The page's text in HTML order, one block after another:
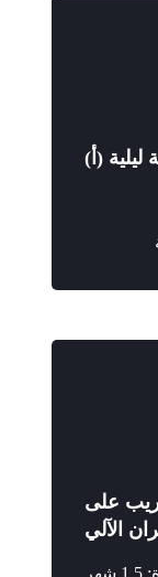
ليلية (أ)
على
الآلي